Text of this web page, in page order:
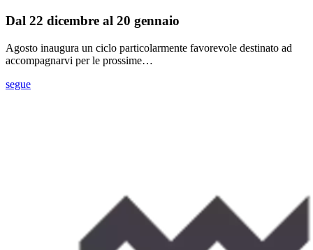
Dal 22 dicembre al 20 gennaio
Agosto inaugura un ciclo particolarmente favorevole destinato ad
accompagnarvi per le prossime…
segue